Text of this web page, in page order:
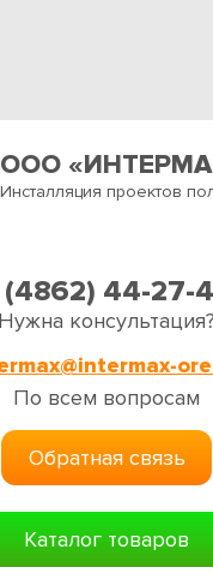
ООО
Инсталляция проектов
(4862) 44-27-
Нужна консультация?
По всем вопросам
Обратная связь
Каталог товаров